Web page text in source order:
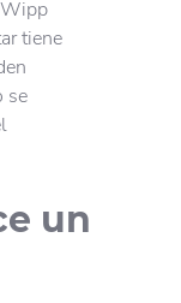
tiene
se
un